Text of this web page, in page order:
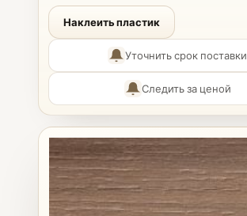
Наклеить пластик
Уточнить срок поставки
Следить за ценой